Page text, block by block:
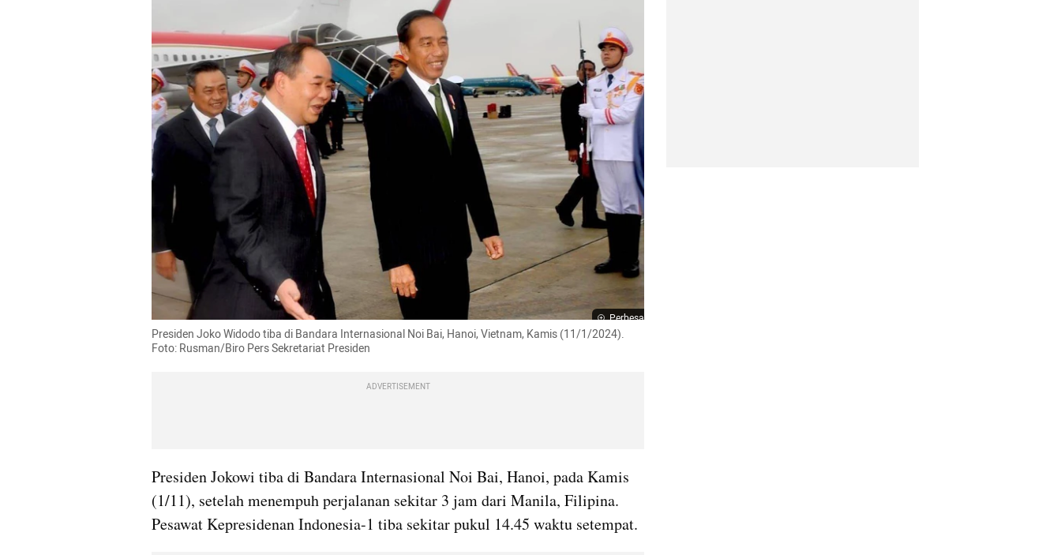
Perbesar
Presiden Joko Widodo tiba di Bandara Internasional Noi Bai, Hanoi, Vietnam, Kamis (11/1/2024).
Foto: Rusman/Biro Pers Sekretariat Presiden
ADVERTISEMENT
Presiden Jokowi tiba di Bandara Internasional Noi Bai, Hanoi, pada Kamis
(1/11), setelah menempuh perjalanan sekitar 3 jam dari Manila, Filipina.
Pesawat Kepresidenan Indonesia-1 tiba sekitar pukul 14.45 waktu setempat.